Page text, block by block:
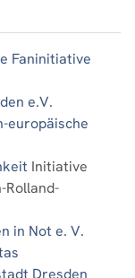
Faninitiative
e.V.
europäische
Initiative
Rolland-
in Not e. V.
Dresden